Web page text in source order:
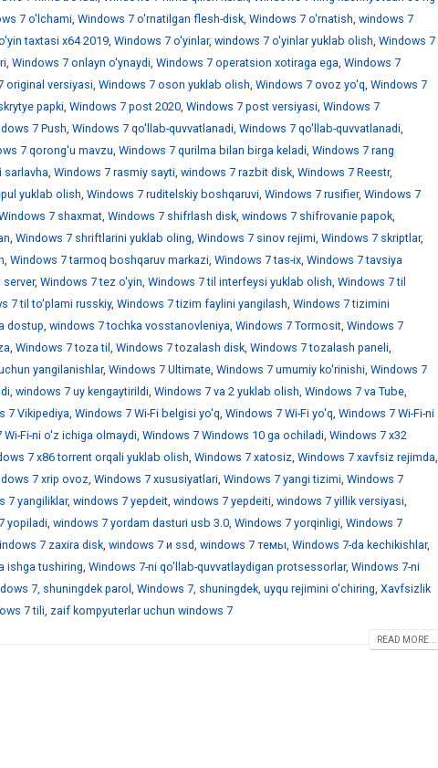
7 o'lchami, Windows 7 o'rnatilgan flesh-disk, Windows 7 o'rnatish, windows 7
taxtasi x64 2019, Windows 7 o'yinlar, windows 7 o'yinlar yuklab olish, Windows 7
, Windows 7 onlayn o'ynaydi, Windows 7 operatsion xotiraga ega, Windows 7
original versiyasi, Windows 7 oson yuklab olish, Windows 7 ovoz yo'q, Windows 7
papki, Windows 7 post 2020, Windows 7 post versiyasi, Windows 7
7 Push, Windows 7 qo'llab-quvvatlanadi, Windows 7 qo'llab-quvvatlanadi,
7 qorong'u mavzu, Windows 7 qurilma bilan birga keladi, Windows 7 rang
sarlavha, Windows 7 rasmiy sayti, windows 7 razbit disk, Windows 7 Reestr,
yuklab olish, Windows 7 ruditelskiy boshqaruvi, Windows 7 rusifier, Windows 7
7 shaxmat, Windows 7 shifrlash disk, windows 7 shifrovanie papok,
, Windows 7 shriftlarini yuklab oling, Windows 7 sinov rejimi, Windows 7 skriptlar,
, Windows 7 tarmoq boshqaruv markazi, Windows 7 tas-ix, Windows 7 tavsiya
server, Windows 7 tez o'yin, Windows 7 til interfeysi yuklab olish, Windows 7 til
7 til to'plami russkiy, Windows 7 tizim faylini yangilash, Windows 7 tizimini
dostup, windows 7 tochka vosstanovleniya, Windows 7 Tormosit, Windows 7
, Windows 7 toza til , Windows 7 tozalash disk, Windows 7 tozalash paneli,
yangilanishlar, Windows 7 Ultimate, Windows 7 umumiy ko'rinishi, Windows 7
, windows 7 uy kengaytirildi, Windows 7 va 2 yuklab olish, Windows 7 va Tube,
7 Vikipediya, Windows 7 Wi-Fi belgisi yo'q, Windows 7 Wi-Fi yo'q, Windows 7 Wi-Fi-ni
Wi-Fi-ni o'z ichiga olmaydi, Windows 7 Windows 10 ga ochiladi, Windows 7 x32
7 x86 torrent orqali yuklab olish, Windows 7 xatosiz, Windows 7 xavfsiz rejimda,
7 xrip ovoz, Windows 7 xususiyatlari, Windows 7 yangi tizimi, Windows 7
7 yangiliklar, windows 7 yepdeit, windows 7 yepdeiti, windows 7 yillik versiyasi,
yopiladi, windows 7 yordam dasturi usb 3.0, Windows 7 yorqinligi, Windows 7
7 zaxira disk, windows 7 и ssd, windows 7 темы, Windows 7-da kechikishlar,
ishga tushiring, Windows 7-ni qo'llab-quvvatlaydigan protsessorlar, Windows 7-ni
7, shuningdek parol , Windows 7, shuningdek, uyqu rejimini o'chiring, Xavfsizlik
7 tili, zaif kompyuterlar uchun windows 7
READ MORE...